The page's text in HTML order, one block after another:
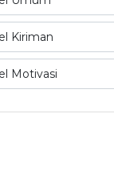
Kiriman
Motivasi